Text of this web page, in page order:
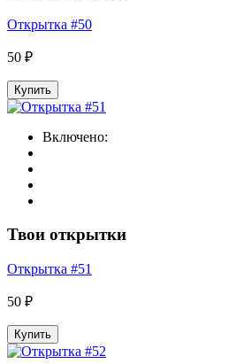
Открытка #50
50 ₽
Купить
Включено:
Твои открытки
Открытка #51
50 ₽
Купить